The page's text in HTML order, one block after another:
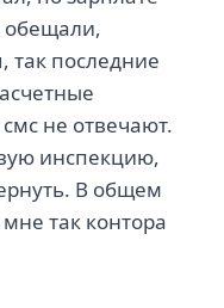
обещали,
так последние
не отвечают.
инспекцию,
В общем
так контора